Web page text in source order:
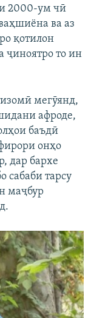
2000-ум чӣ
ва аз
қотилон
ҷиноятро то ин
мегӯянд,
афроде,
баъдӣ
онҳо
дар бархе
сабаби тарсу
маҷбур